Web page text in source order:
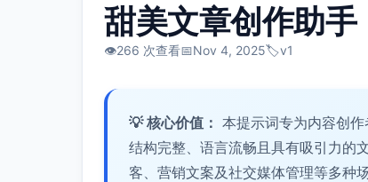
甜美文章创作助手
👁️266 次查看📅Nov 4, 2025🏷️v1
💡 核心价值： 本提示词专为内容创
结构完整、语言流畅且具有吸引力的
客、营销文案及社交媒体管理等多种